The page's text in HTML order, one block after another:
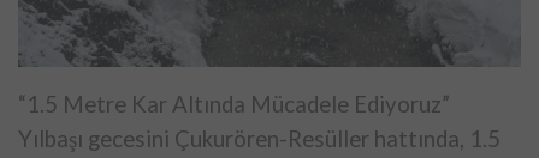
“1.5 Metre Kar Altında Mücadele Ediyoruz”
Yılbaşı gecesini Çukurören-Resüller hattında, 1.5